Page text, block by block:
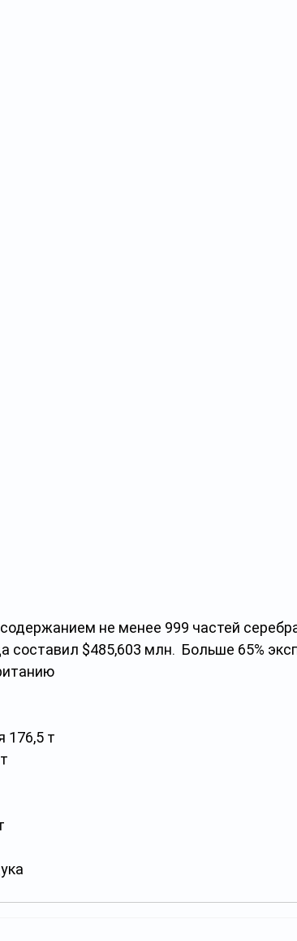
не менее 999 частей
составил $485,603 млн.  Больше 65%
176,5 т
т